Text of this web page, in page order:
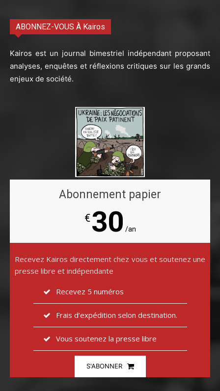
ABONNEZ-VOUS À Kairos
Kairos est un journal bimestriel indépendant proposant
analyses, enquêtes et réflexions critiques sur les grands
enjeux de société.
Abonnement papier
€30 /an
Recevez Kairos directement chez vous et soutenez une
presse libre et indépendante
Recevez 5 numéros
Frais d’expédition selon destination.
Vous soutenez la presse libre
S'ABONNER